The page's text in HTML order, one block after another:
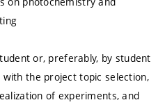
or, preferably, by student
the project topic selection,
of experiments, and